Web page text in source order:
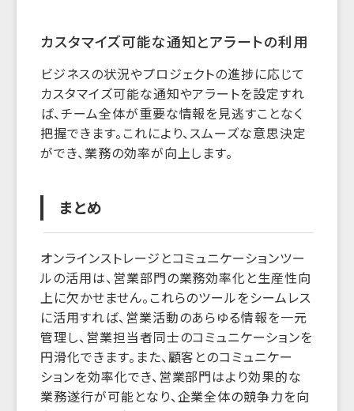
カスタマイズ可能な通知とアラートの利用
ビジネスの状況やプロジェクトの進捗に応じて
カスタマイズ可能な通知やアラートを設定すれ
ば、チーム全体が重要な情報を見逃すことなく
把握できます。これにより、スムーズな意思決定
ができ、業務の効率が向上します。
まとめ
オンラインストレージとコミュニケーションツー
ルの活用は、営業部門の業務効率化と生産性向
上に欠かせません。これらのツールをシームレス
に活用すれば、営業活動のあらゆる情報を一元
管理し、営業担当者同士のコミュニケーションを
円滑化できます。また、顧客とのコミュニケー
ションを効率化でき、営業部門はより効果的な
業務遂行が可能となり、企業全体の競争力を向